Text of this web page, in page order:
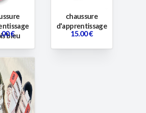
bleu
€
chaussure
d'apprentissage
15.00 €